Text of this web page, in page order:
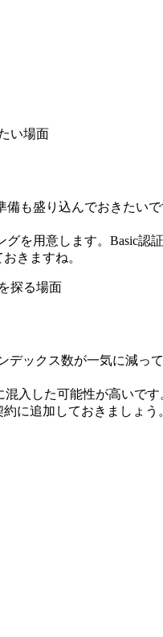
い場面
備も盛り込んでおきたい
を用意します。Basic
きますね。
探る場面
デックス数が一気に減っ
混入した可能性が高いで
に追加しておきましょう